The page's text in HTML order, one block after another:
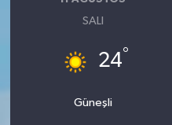
SALI
24°
Güneşli